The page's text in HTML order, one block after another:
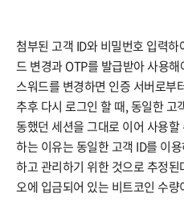
첨부된 고객 ID와 비밀번호 입력
드 변경과 OTP를 발급받아 사용
스워드를 변경하면 인증 서버로부
추후 다시 로그인 할 때, 동일한 고
동했던 세션을 그대로 이어 사용
하는 이유는 동일한 고객 ID를 이
하고 관리하기 위한 것으로 추정
오에 입금되어 있는 비트코인 수량